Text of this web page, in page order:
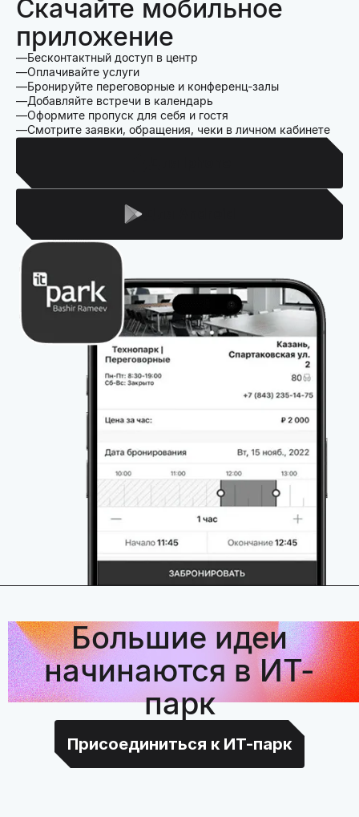
Скачайте мобильное
приложение
Бесконтактный доступ в центр
Оплачивайте услуги
Бронируйте переговорные и конференц-залы
Добавляйте встречи в календарь
Оформите пропуск для себя и гостя
Смотрите заявки, обращения, чеки в личном кабинете
Большие идеи
начинаются в ИТ-
парк
Присоединиться к ИТ-парк